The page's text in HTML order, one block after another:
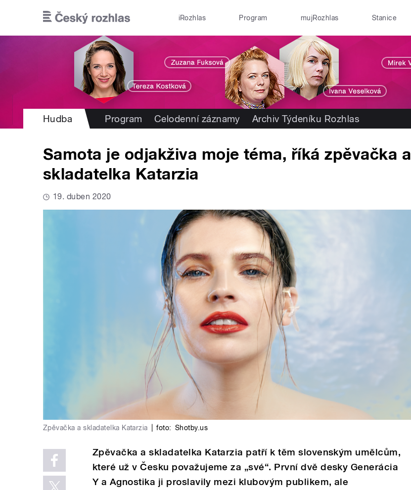
iRozhlas Program mujRozhlas Stanice
Hudba Program Celodenní záznamy Archiv Týdeníku Rozhlas
Samota je odjakživa moje téma, říká zpěvačka a
skladatelka Katarzia
19. duben 2020
Zpěvačka a skladatelka Katarzia foto: Shotby.us
Zpěvačka a skladatelka Katarzia patří k těm slovenským umělcům,
které už v Česku považujeme za „své“. První dvě desky Generácia
Y a Agnostika ji proslavily mezi klubovým publikem, ale